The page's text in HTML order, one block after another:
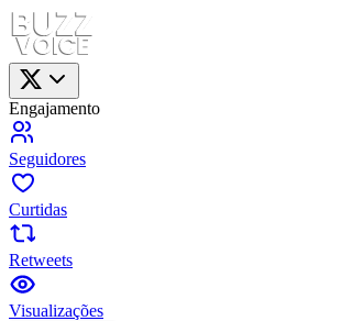
Engajamento
Seguidores
Curtidas
Retweets
Visualizações